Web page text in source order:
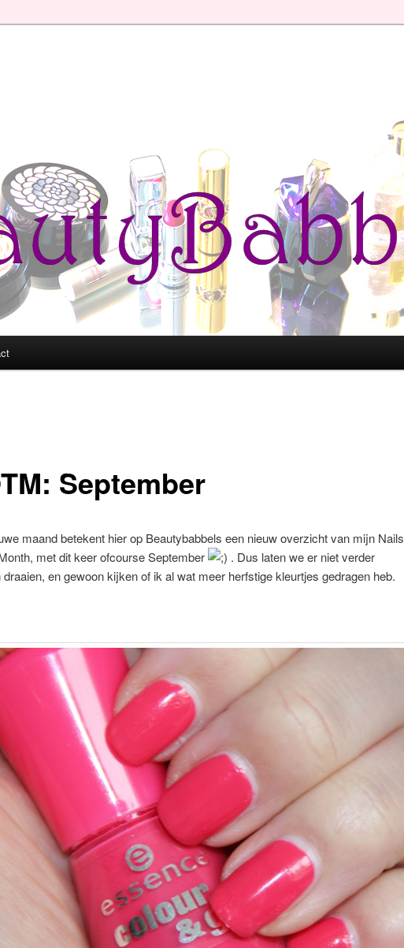
September
maand betekent hier op Beautybabbels een nieuw overzicht van mijn Nails
met dit keer ofcourse September
. Dus laten we er niet verder
draaien, en gewoon kijken of ik al wat meer herfstige kleurtjes gedragen heb.